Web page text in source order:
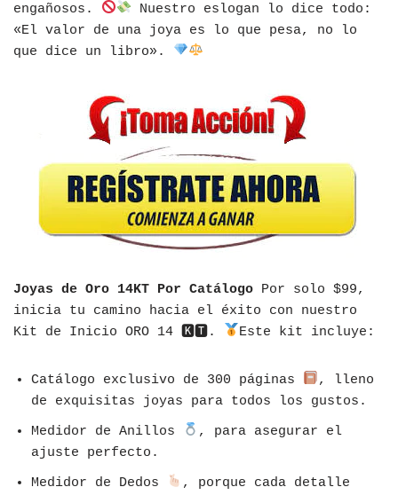
engañosos.
Nuestro eslogan lo dice todo:
«El valor de una joya es lo que pesa, no lo
que dice un libro».
Joyas de Oro 14KT Por Catálogo Por solo $99,
inicia tu camino hacia el éxito con nuestro
Kit de Inicio ORO 14 🅺🆃.
Este kit incluye:
Catálogo exclusivo de 300 páginas
, lleno
de exquisitas joyas para todos los gustos.
Medidor de Anillos
, para asegurar el
ajuste perfecto.
Medidor de Dedos
, porque cada detalle